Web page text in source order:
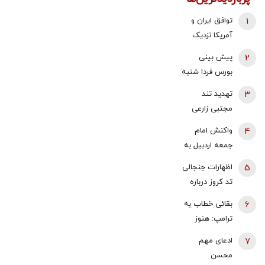
توافق ایران و
آمریکا نزدیک
خزانه‌داری آمریکا
از «امروز یا فردا»
گفت
1
پیش بینی
بورس فردا شنبه
موتور رشد بازار
روشن شد |
آخرین حلقه
تایید روند
چیست؟
2
تهدید تند
مجتبی زارعی
خرازی:حاضرم با
وضو شلاقت را
اجرا کنم
3
واکنش امام
جمعه اردبیل به
محمدباقر خرازی/
چرا برخورد
نمی‌شود؟
4
اظهارات جنجالی
تد کروز درباره
بارها از ترامپ و
اسرائیل
خواسته‌ام،
تسلیح
5
بقائی خطاب به
ترامپ: هنوز
که از غنائم
6
ادعای مهم
محسن
7